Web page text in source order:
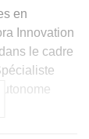
en
Innovation
le cadre